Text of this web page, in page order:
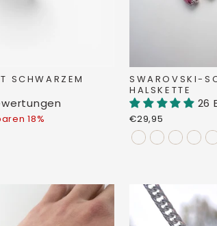
SCHWARZEM
18%
SWAROVSKI-
HALSKETTE
26
€29,95